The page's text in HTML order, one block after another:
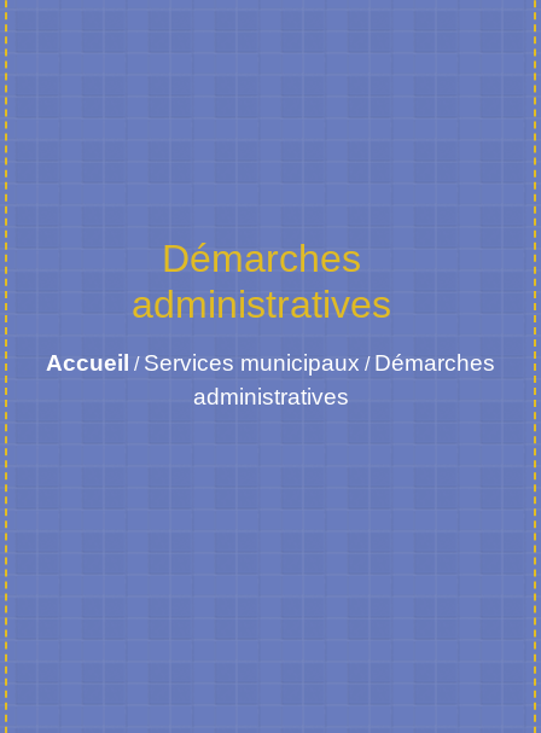
Démarches
administratives
Accueil / Services municipaux / Démarches
administratives